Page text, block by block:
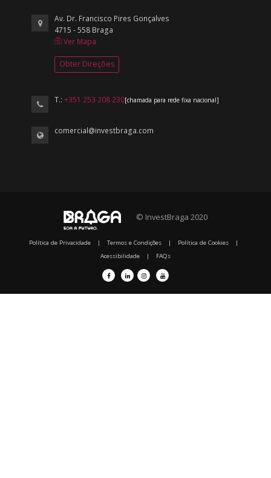
Av. Dr. Francisco Pires Gonçalves
4715 - 558 Braga
Ver Mapa
Obter Direções
T.:+351 253 208 230[chamada para rede fixa nacional]
comercial@investbraga.com
© InvestBraga 2020
Política de Privacidade | Termos e Condições | Política de Cookies
|
Acessibilidade
| FAQs